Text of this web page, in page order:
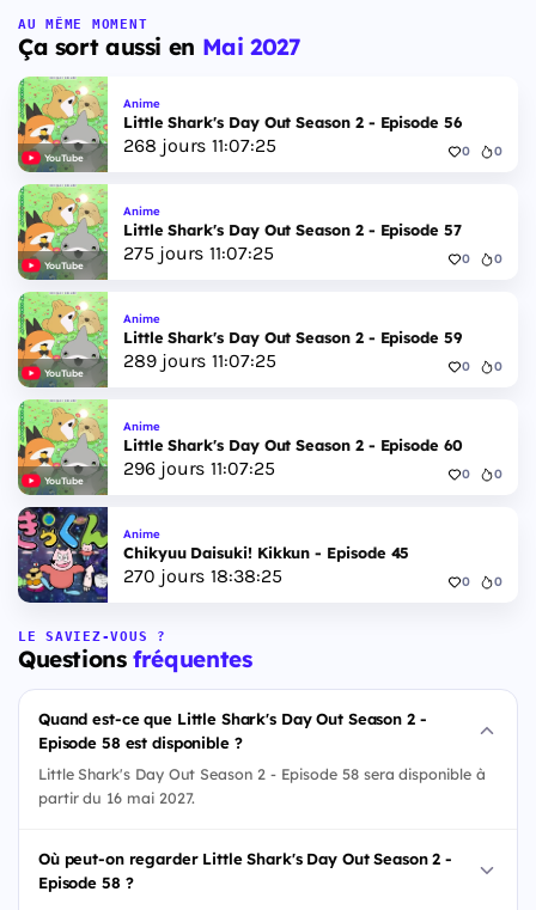
AU MÊME MOMENT
Ça sort aussi en Mai 2027
YouTube
Anime
Little Shark's Day Out Season 2 - Episode 56
268 jours 11:07:24 0 0
YouTube
Anime
Little Shark's Day Out Season 2 - Episode 57
275 jours 11:07:24 0 0
YouTube
Anime
Little Shark's Day Out Season 2 - Episode 59
289jours 11:07:24 0 0
YouTube
Anime
Little Shark's Day Out Season 2 - Episode 60
296jours 11:07:24 0 0
Anime
Chikyuu Daisuki! Kikkun - Episode 45
270 jours 18:38:24 0 0
LE SAVIEZ-VOUS ?
Questionsfréquentes
Quand est-ce que Little Shark's Day Out Season 2 -
Episode 58 est disponible ?
Little Shark's Day Out Season 2 - Episode 58 sera disponible à
partir du 16 mai 2027.
Où peut-on regarder Little Shark's Day Out Season 2 -
Episode 58 ?